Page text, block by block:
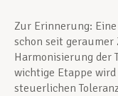
Zur Erinnerung:
schon seit
Harmonisierung der
wichtige Etappe
steuerlichen